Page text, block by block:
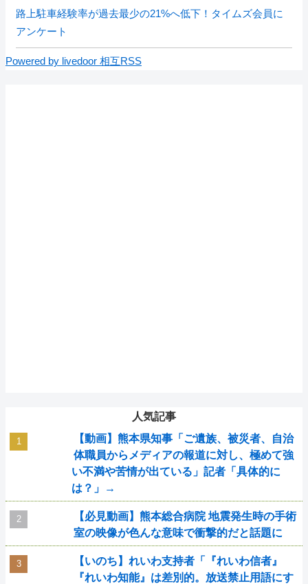
路上駐車経験率が過去最少の21%へ低下！タイムズ会員に
アンケート
Powered by livedoor 相互RSS
人気記事
【動画】熊本県知事「ご遺族、被災者、自治
体職員からメディアの報道に対し、極めて強
い不満や苦情が出ている」記者「具体的に
は？」→
【必見動画】熊本総合病院 地震発生時の手術
室の映像が色んな意味で衝撃的だと話題に
【いのち】れいわ支持者「『れいわ信者』
『れいわ知能』は差別的。放送禁止用語にす